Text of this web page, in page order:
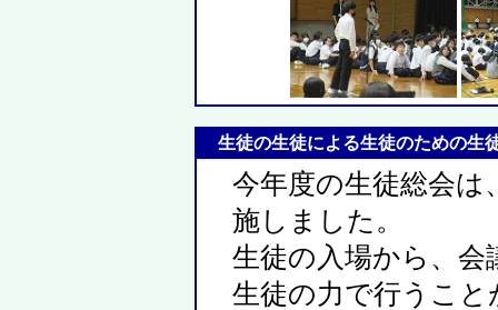
生徒の生徒による生徒のための
今年度の生徒総会は
施しました。
生徒の入場から、会
生徒の力で行うこ